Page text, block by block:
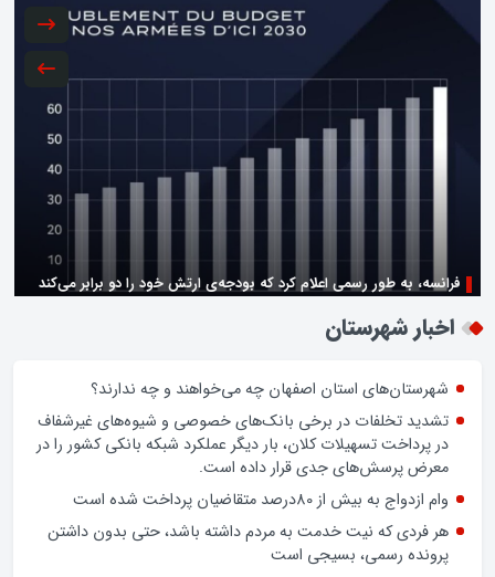
فرانسه، به طور رسمی اعلام کرد که بودجه‌ی ارتش خود را دو برابر می‌کند
زن اگر خوب باشه یه زندگی حالش خوبه/روز زن مبارک
اخبار شهرستان
شهرستان‌های استان اصفهان چه می‌خواهند و چه ندارند؟
تشدید تخلفات در برخی بانک‌های خصوصی و شیوه‌های غیرشفاف
در پرداخت تسهیلات کلان، بار دیگر عملکرد شبکه بانکی کشور را در
معرض پرسش‌های جدی قرار داده است.